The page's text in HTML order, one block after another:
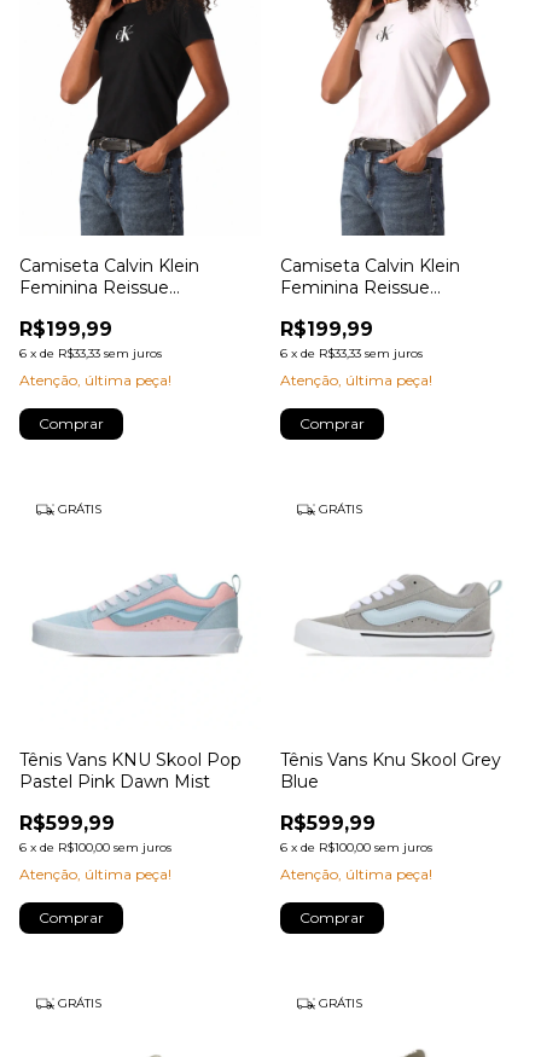
Camiseta Calvin Klein
Feminina Reissue
R$199,99
6 x de R$33,33 sem juros
Atenção, última peça!
Comprar
Camiseta Calvin Klein
Feminina Reissue
R$199,99
6 x de R$33,33 sem juros
Atenção, última peça!
Comprar
GRÁTIS
Tênis Vans KNU Skool Pop
Pastel Pink Dawn Mist
R$599,99
6 x de R$100,00 sem juros
Atenção, última peça!
Comprar
GRÁTIS
Tênis Vans Knu Skool Grey
Blue
R$599,99
6 x de R$100,00 sem juros
Atenção, última peça!
Comprar
GRÁTIS GRÁTIS